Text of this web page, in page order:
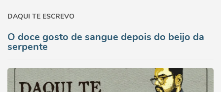
DAQUI TE ESCREVO
O doce gosto de sangue depois do beijo da
serpente